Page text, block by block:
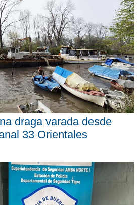
draga varada desde
33 Orientales